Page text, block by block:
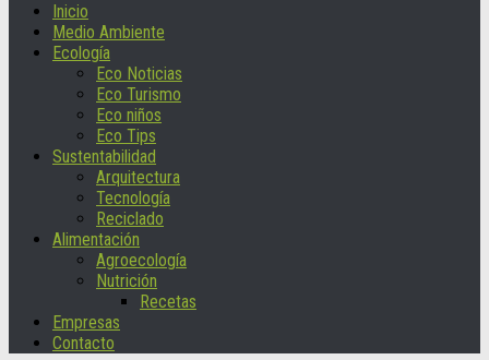
Inicio
Medio Ambiente
Ecología
Eco Noticias
Eco Turismo
Eco niños
Eco Tips
Sustentabilidad
Arquitectura
Tecnología
Reciclado
Alimentación
Agroecología
Nutrición
Recetas
Empresas
Contacto